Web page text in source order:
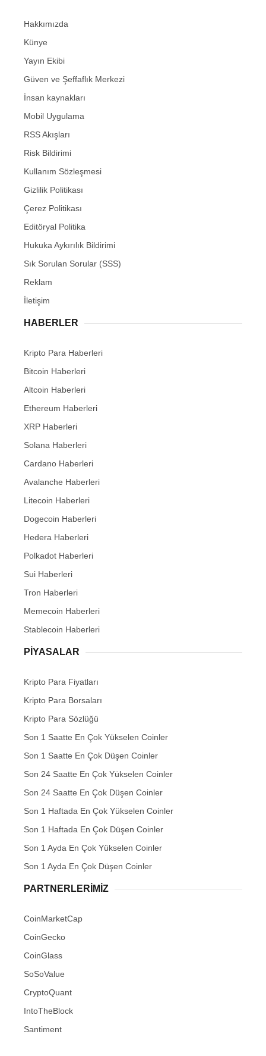
Hakkımızda
Künye
Yayın Ekibi
Güven ve Şeffaflık Merkezi
İnsan kaynakları
Mobil Uygulama
RSS Akışları
Risk Bildirimi
Kullanım Sözleşmesi
Gizlilik Politikası
Çerez Politikası
Editöryal Politika
Hukuka Aykırılık Bildirimi
Sık Sorulan Sorular (SSS)
Reklam
İletişim
HABERLER
Kripto Para Haberleri
Bitcoin Haberleri
Altcoin Haberleri
Ethereum Haberleri
XRP Haberleri
Solana Haberleri
Cardano Haberleri
Avalanche Haberleri
Litecoin Haberleri
Dogecoin Haberleri
Hedera Haberleri
Polkadot Haberleri
Sui Haberleri
Tron Haberleri
Memecoin Haberleri
Stablecoin Haberleri
PIYASALAR
Kripto Para Fiyatları
Kripto Para Borsaları
Kripto Para Sözlüğü
Son 1 Saatte En Çok Yükselen Coinler
Son 1 Saatte En Çok Düşen Coinler
Son 24 Saatte En Çok Yükselen Coinler
Son 24 Saatte En Çok Düşen Coinler
Son 1 Haftada En Çok Yükselen Coinler
Son 1 Haftada En Çok Düşen Coinler
Son 1 Ayda En Çok Yükselen Coinler
Son 1 Ayda En Çok Düşen Coinler
PARTNERLERIMIZ
CoinMarketCap
CoinGecko
CoinGlass
SoSoValue
CryptoQuant
IntoTheBlock
Santiment